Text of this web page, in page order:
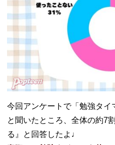
− 消音機能
がついてい
− 操作のし
やすさで選
ぶ
06. 高校生におす
すめの勉強タイ
− 機能性重
視向け
− デザイン
今回アンケートで「勉強タイ
と聞いたところ、全体の約7
る』と回答したよ♩